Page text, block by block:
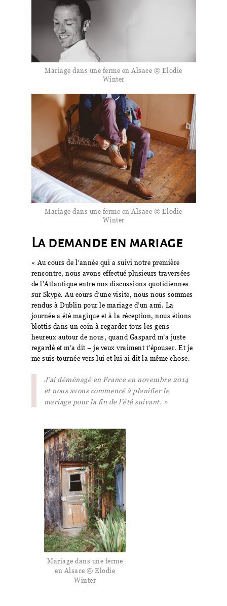
Mariage dans une ferme en Alsace © Elodie
Winter
Mariage dans une ferme en Alsace © Elodie
Winter
La demande en mariage
« Au cours de l’année qui a suivi notre première
rencontre, nous avons effectué plusieurs traversées
de l’Atlantique entre nos discussions quotidiennes
sur Skype. Au cours d’une visite, nous nous sommes
rendus à Dublin pour le mariage d’un ami. La
journée a été magique et à la réception, nous étions
blottis dans un coin à regarder tous les gens
heureux autour de nous, quand Gaspard m’a juste
regardé et m’a dit – je veux vraiment t’épouser. Et je
me suis tournée vers lui et lui ai dit la même chose.
J’ai déménagé en France en novembre 2014
et nous avons commencé à planifier le
mariage pour la fin de l’été suivant. »
Mariage dans une ferme
en Alsace © Elodie
Winter